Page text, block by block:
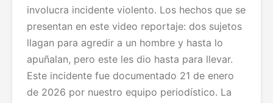
involucra incidente violento. Los hechos que se
presentan en este video reportaje: dos sujetos
llagan para agredir a un hombre y hasta lo
apuñalan, pero este les dio hasta para llevar.
Este incidente fue documentado 21 de enero
de 2026 por nuestro equipo periodístico. La